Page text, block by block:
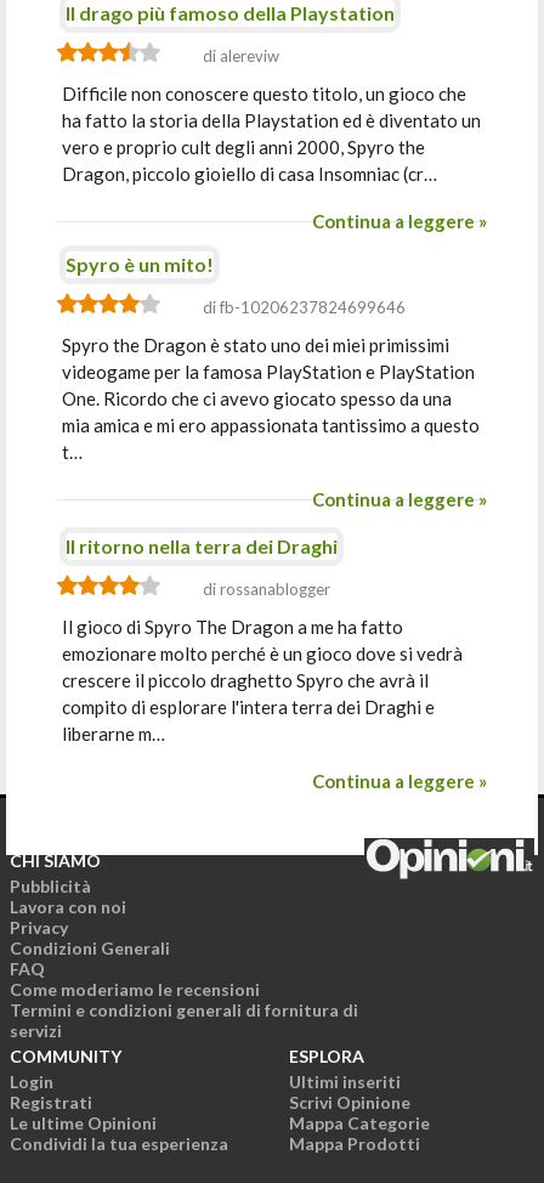
Il drago più famoso della Playstation
di alereviw
Difficile non conoscere questo titolo, un gioco che
ha fatto la storia della Playstation ed è diventato un
vero e proprio cult degli anni 2000, Spyro the
Dragon, piccolo gioiello di casa Insomniac (cr…
Continua a leggere »
Spyro è un mito!
di fb-10206237824699646
Spyro the Dragon è stato uno dei miei primissimi
videogame per la famosa PlayStation e PlayStation
One. Ricordo che ci avevo giocato spesso da una
mia amica e mi ero appassionata tantissimo a questo
t…
Continua a leggere »
Il ritorno nella terra dei Draghi
di rossanablogger
Il gioco di Spyro The Dragon a me ha fatto
emozionare molto perché è un gioco dove si vedrà
crescere il piccolo draghetto Spyro che avrà il
compito di esplorare l'intera terra dei Draghi e
liberarne m…
Continua a leggere »
CHI SIAMO
Pubblicità
Lavora con noi
Privacy
Condizioni Generali
FAQ
Come moderiamo le recensioni
Termini e condizioni generali di fornitura di
servizi
COMMUNITY
Login
Registrati
Le ultime Opinioni
Condividi la tua esperienza
ESPLORA
Ultimi inseriti
Scrivi Opinione
Mappa Categorie
Mappa Prodotti